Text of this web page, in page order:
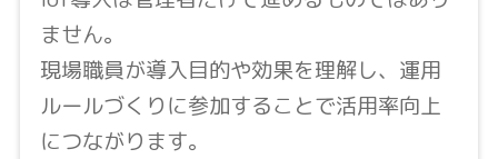
ません。
現場職員が導入目的や効果を理解し、運用
ルールづくりに参加することで活用率向上
につながります。